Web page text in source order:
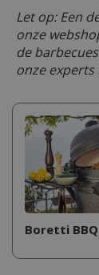
Let op: Een
onze
de
onze
Boretti BBQ